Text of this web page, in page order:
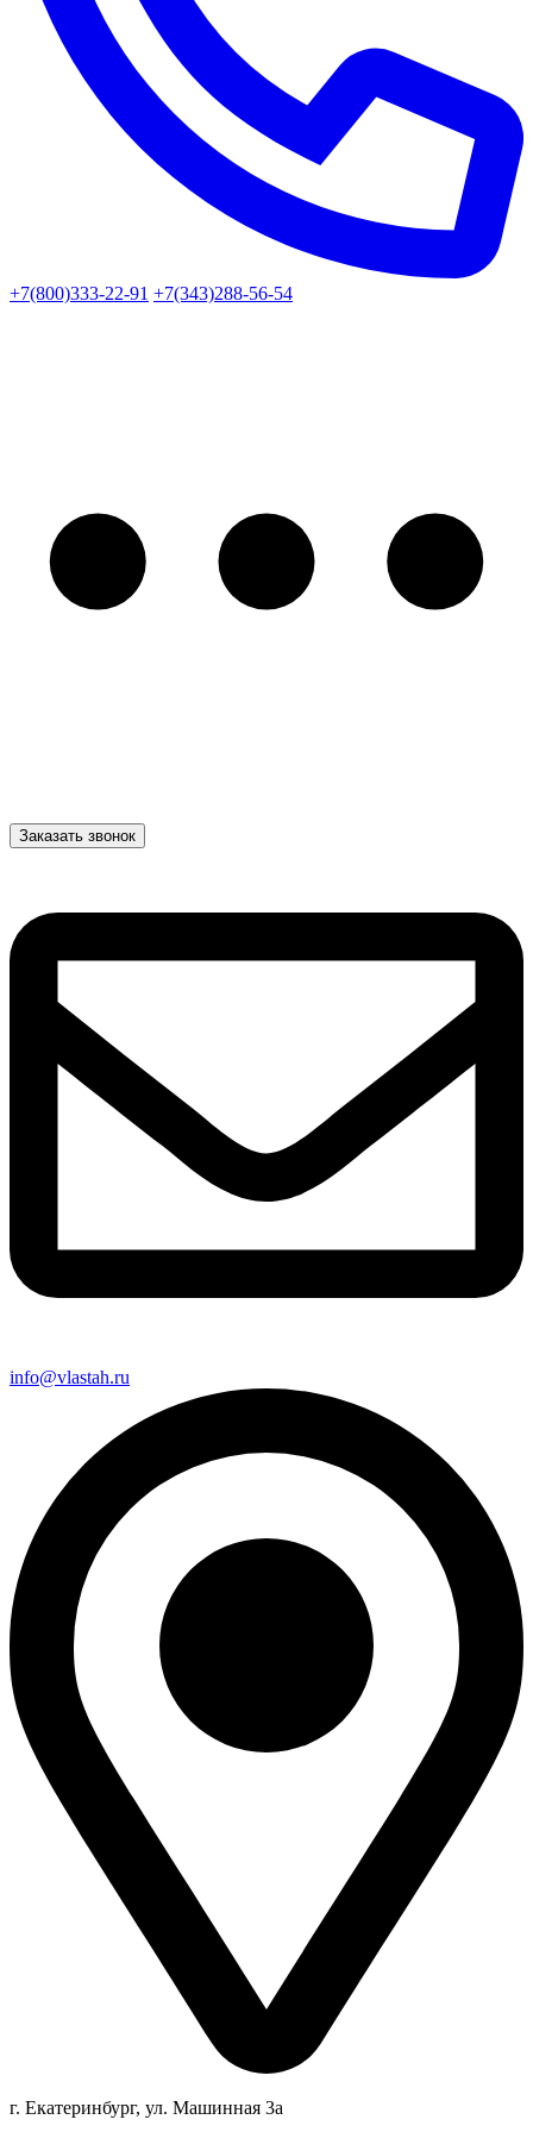
+7(800)333-22-91 +7(343)288-56-54
Заказать звонок
info@vlastah.ru
г. Екатеринбург, ул. Машинная 3а